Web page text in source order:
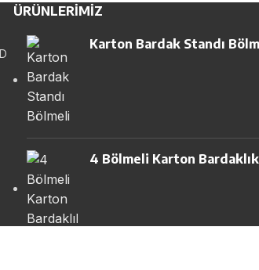
ÜRÜNLERIMIZ
Karton Bardak Standı
4 Bölmeli Karton Bardaklık